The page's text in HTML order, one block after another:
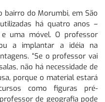
bairro do Morumbi, em São
há quatro anos –
uma móvel. O professor
a implantar a idéia na
“Se o professor vai
não há necessidade de
porque o material estará
como figuras pré-
de geografia pode